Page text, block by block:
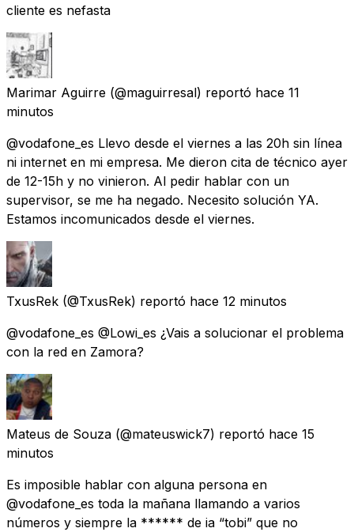
cliente es nefasta
Marimar Aguirre (@maguirresal) reportó hace 11
minutos
@vodafone_es Llevo desde el viernes a las 20h sin línea
ni internet en mi empresa. Me dieron cita de técnico ayer
de 12-15h y no vinieron. Al pedir hablar con un
supervisor, se me ha negado. Necesito solución YA.
Estamos incomunicados desde el viernes.
TxusRek (@TxusRek) reportó hace 12 minutos
@vodafone_es @Lowi_es ¿Vais a solucionar el problema
con la red en Zamora?
Mateus de Souza (@mateuswick7) reportó hace 15
minutos
Es imposible hablar con alguna persona en
@vodafone_es toda la mañana llamando a varios
números y siempre la ****** de ia “tobi” que no